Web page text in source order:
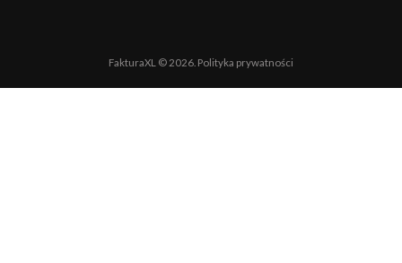
FakturaXL © 2026. Polityka prywatności